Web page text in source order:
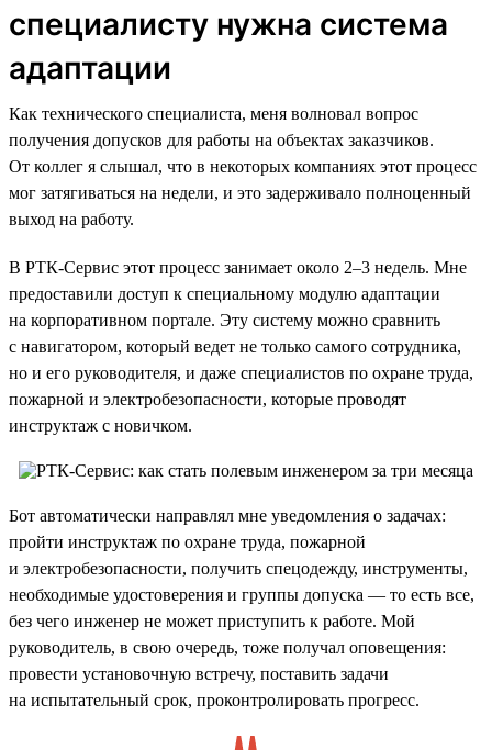
специалисту нужна система
адаптации
Как технического специалиста, меня волновал вопрос
получения допусков для работы на объектах заказчиков.
От коллег я слышал, что в некоторых компаниях этот процесс
мог затягиваться на недели, и это задерживало полноценный
выход на работу.
В РТК-Сервис этот процесс занимает около 2–3 недель. Мне
предоставили доступ к специальному модулю адаптации
на корпоративном портале. Эту систему можно сравнить
с навигатором, который ведет не только самого сотрудника,
но и его руководителя, и даже специалистов по охране труда,
пожарной и электробезопасности, которые проводят
инструктаж с новичком.
Бот автоматически направлял мне уведомления о задачах:
пройти инструктаж по охране труда, пожарной
и электробезопасности, получить спецодежду, инструменты,
необходимые удостоверения и группы допуска — то есть все,
без чего инженер не может приступить к работе. Мой
руководитель, в свою очередь, тоже получал оповещения:
провести установочную встречу, поставить задачи
на испытательный срок, проконтролировать прогресс.